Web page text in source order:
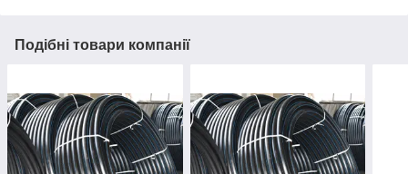
Подібні товари компанії